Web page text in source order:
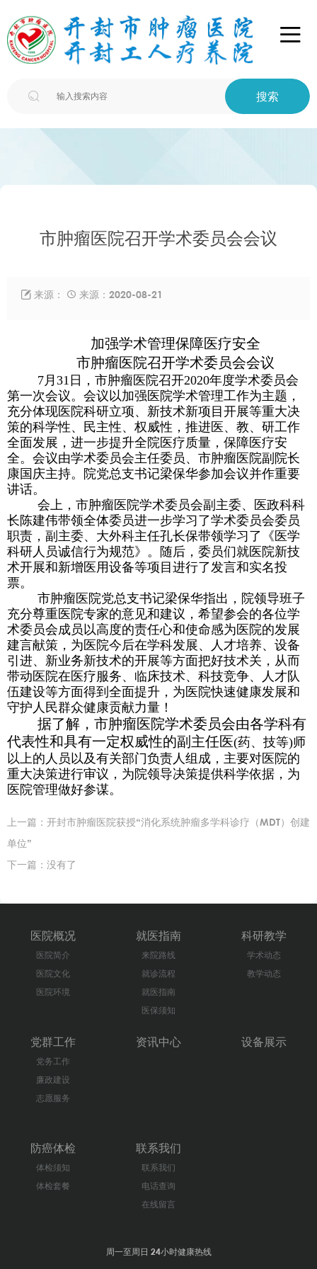

 搜索
市肿瘤医院召开学术委员会会议
 来源：  来源：2020-08-21
加强学术管理保障医疗安全
市肿瘤医院召开学术委员会会议
7月31日，市肿瘤医院召开2020年度学术委员会
第一次会议。会议以加强医院学术管理工作为主题，
充分体现医院科研立项、新技术新项目开展等重大决
策的科学性、民主性、权威性，推进医、教、研工作
全面发展，进一步提升全院医疗质量，保障医疗安
全。会议由学术委员会主任委员、市肿瘤医院副院长
康国庆主持。院党总支书记梁保华参加会议并作重要
讲话。
会上，市肿瘤医院学术委员会副主委、医政科科
长陈建伟带领全体委员进一步学习了学术委员会委员
职责，副主委、大外科主任孔长保带领学习了《医学
科研人员诚信行为规范》。随后，委员们就医院新技
术开展和新增医用设备等项目进行了发言和实名投
票。
市肿瘤医院党总支书记梁保华指出，院领导班子
充分尊重医院专家的意见和建议，希望参会的各位学
术委员会成员以高度的责任心和使命感为医院的发展
建言献策，为医院今后在学科发展、人才培养、设备
引进、新业务新技术的开展等方面把好技术关，从而
带动医院在医疗服务、临床技术、科技竞争、人才队
伍建设等方面得到全面提升，为医院快速健康发展和
守护人民群众健康贡献力量！
据了解，市肿瘤医院学术委员会由各学科有
代表性和具有一定权威性的副主任医(药、技等)师
以上的人员以及有关部门负责人组成，主要对医院的
重大决策进行审议，为院领导决策提供科学依据，为
医院管理做好参谋。
上一篇： 开封市肿瘤医院获授“消化系统肿瘤多学科诊疗（MDT）创建
单位”
下一篇：没有了
医院概况
医院简介
医院文化
医院环境
就医指南
来院路线
就诊流程
就医指南
医保须知
科研教学
学术动态
教学动态
党群工作
党务工作
廉政建设
志愿服务
资讯中心 设备展示
防癌体检
体检须知
体检套餐
联系我们
联系我们
电话查询
在线留言
周一至周日 24小时健康热线